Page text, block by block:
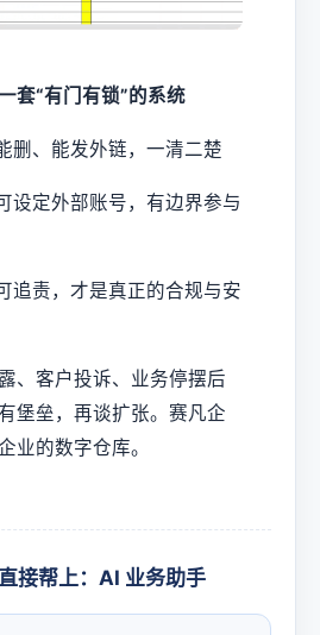
套“有门有锁”的系统
删、能发外链，一清二楚
设定外部账号，有边界参与
追责，才是真正的合规与安
、客户投诉、业务停摆后
堡垒，再谈扩张。赛凡企
业的数字仓库。
接帮上：AI 业务助手